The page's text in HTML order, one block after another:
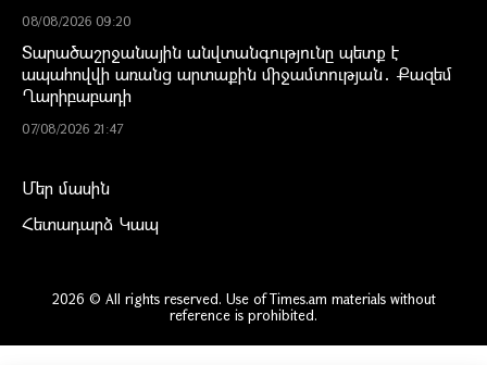
08/08/2026 09:20
Տարածաշրջանային անվտանգությունը պետք է
ապահովվի առանց արտաքին միջամտության․ Քազեմ
Ղարիբաբադի
07/08/2026 21:47
Մեր մասին
Հետադարձ Կապ
2026 © All rights reserved. Use of Times.am materials without
reference is prohibited.